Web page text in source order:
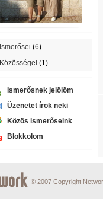
Ismerősei (6)
Közösségei (1)
Ismerősnek jelölöm
Üzenetet írok neki
Közös ismerőseink
Blokkolom
© 2007 Copyright